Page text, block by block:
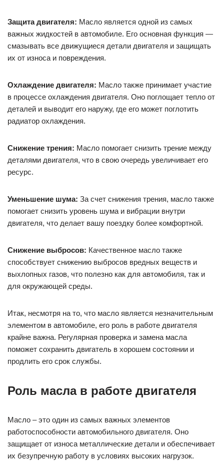
Защита двигателя: Масло является одной из самых
важных жидкостей в автомобиле. Его основная функция —
смазывать все движущиеся детали двигателя и защищать
их от износа и повреждения.
Охлаждение двигателя: Масло также принимает участие
в процессе охлаждения двигателя. Оно поглощает тепло от
деталей и выводит его наружу, где его может поглотить
радиатор охлаждения.
Снижение трения: Масло помогает снизить трение между
деталями двигателя, что в свою очередь увеличивает его
ресурс.
Уменьшение шума: За счет снижения трения, масло также
помогает снизить уровень шума и вибрации внутри
двигателя, что делает вашу поездку более комфортной.
Снижение выбросов: Качественное масло также
способствует снижению выбросов вредных веществ и
выхлопных газов, что полезно как для автомобиля, так и
для окружающей среды.
Итак, несмотря на то, что масло является незначительным
элементом в автомобиле, его роль в работе двигателя
крайне важна. Регулярная проверка и замена масла
поможет сохранить двигатель в хорошем состоянии и
продлить его срок службы.
Роль масла в работе двигателя
Масло – это один из самых важных элементов
работоспособности автомобильного двигателя. Оно
защищает от износа металлические детали и обеспечивает
их безупречную работу в условиях высоких нагрузок.